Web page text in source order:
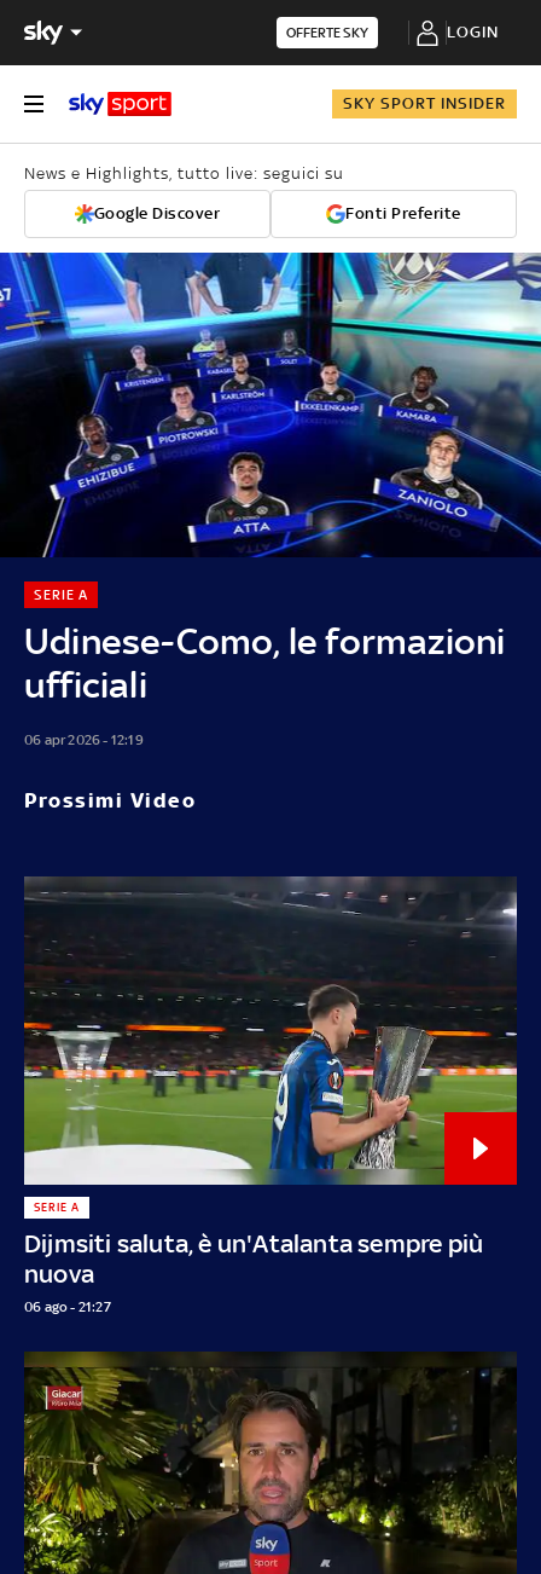
OFFERTE SKY LOGIN
SKY SPORT INSIDER
News e Highlights, tutto live: seguici su
Google Discover Fonti Preferite
Udinese-Como, le formazioni
ufficiali
SERIE A
06 apr 2026 - 12:19
Prossimi Video
Dijmsiti saluta, è un'Atalanta sempre più
nuova
SERIE A
06 ago - 21:27